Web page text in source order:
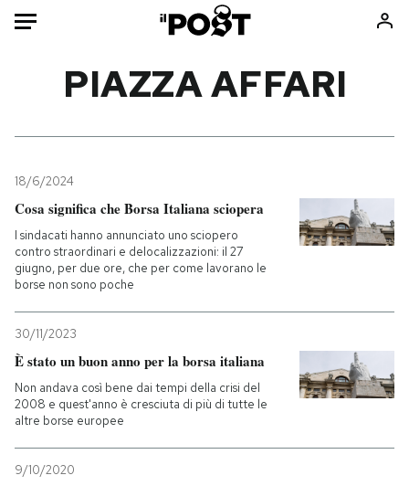
Mondo
Politica
Tecnologia
Internet
Scienza
Cultura
Economia
Sport
Consumismi
Storie/Idee
Ok Boomer!
Europa
Mondiali calcio 2026
PODCAST
PIAZZA AFFARI
18/6/2024
Cosa significa che Borsa Italiana sciopera
I sindacati hanno annunciato uno sciopero
contro straordinari e delocalizzazioni: il 27
giugno, per due ore, che per come lavorano le
borse non sono poche
30/11/2023
È stato un buon anno per la borsa italiana
Non andava così bene dai tempi della crisi del
2008 e quest'anno è cresciuta di più di tutte le
altre borse europee
9/10/2020